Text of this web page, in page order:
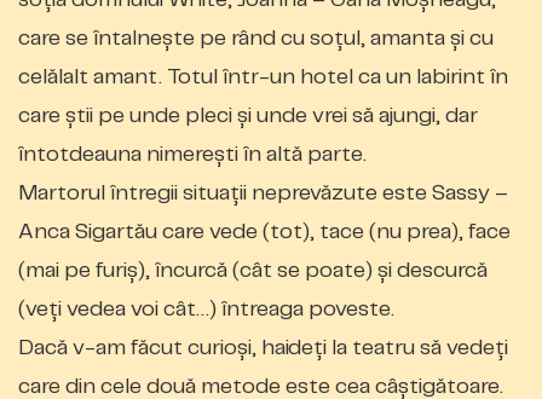
care se întalnește pe rând cu soțul, amanta și cu
celălalt amant. Totul într-un hotel ca un labirint în
care știi pe unde pleci și unde vrei să ajungi, dar
întotdeauna nimerești în altă parte.
Martorul întregii situații neprevăzute este Sassy –
Anca Sigartău care vede (tot), tace (nu prea), face
(mai pe furiș), încurcă (cât se poate) și descurcă
(veți vedea voi cât…) întreaga poveste.
Dacă v-am făcut curioși, haideți la teatru să vedeți
care din cele două metode este cea câștigătoare.